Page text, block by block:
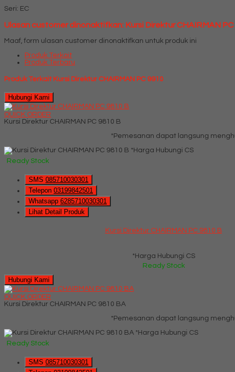
Seri: EC
Ulasan customer dinonaktifkan: Kursi Direktur CHAIRMAN PC
Maaf, form ulasan customer dinonaktifkan untuk produk ini
Produk Terkait
Produk Terbaru
Produk Terkait Kursi Direktur CHAIRMAN PC 9910
Hubungi Kami
QUICK ORDER
Kursi Direktur CHAIRMAN PC 9810 B
*Pemesanan dapat langsung
*Harga Hubungi CS
Ready Stock
SMS 085710030301
Telepon 03199842501
Whatsapp 6285710030301
Lihat Detail Produk
Kursi Direktur CHAIRMAN PC 9810 B
*Harga Hubungi CS
Ready Stock
Hubungi Kami
QUICK ORDER
Kursi Direktur CHAIRMAN PC 9810 BA
*Pemesanan dapat langsung
*Harga Hubungi CS
Ready Stock
SMS 085710030301